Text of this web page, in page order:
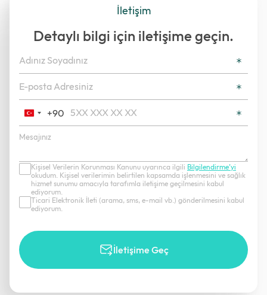
İletişim
Detaylı bilgi için iletişime geçin.
Turkey
+90
+90
Kişisel Verilerin Korunması Kanunu uyarınca ilgili Bilgilendirme’yi
okudum. Kişisel verilerimin belirtilen kapsamda işlenmesini ve sağlık
hizmet sunumu amacıyla tarafımla iletişime geçilmesini kabul
ediyorum.
Ticari Elektronik İleti (arama, sms, e-mail vb.) gönderilmesini kabul
ediyorum.
İletişime Geç